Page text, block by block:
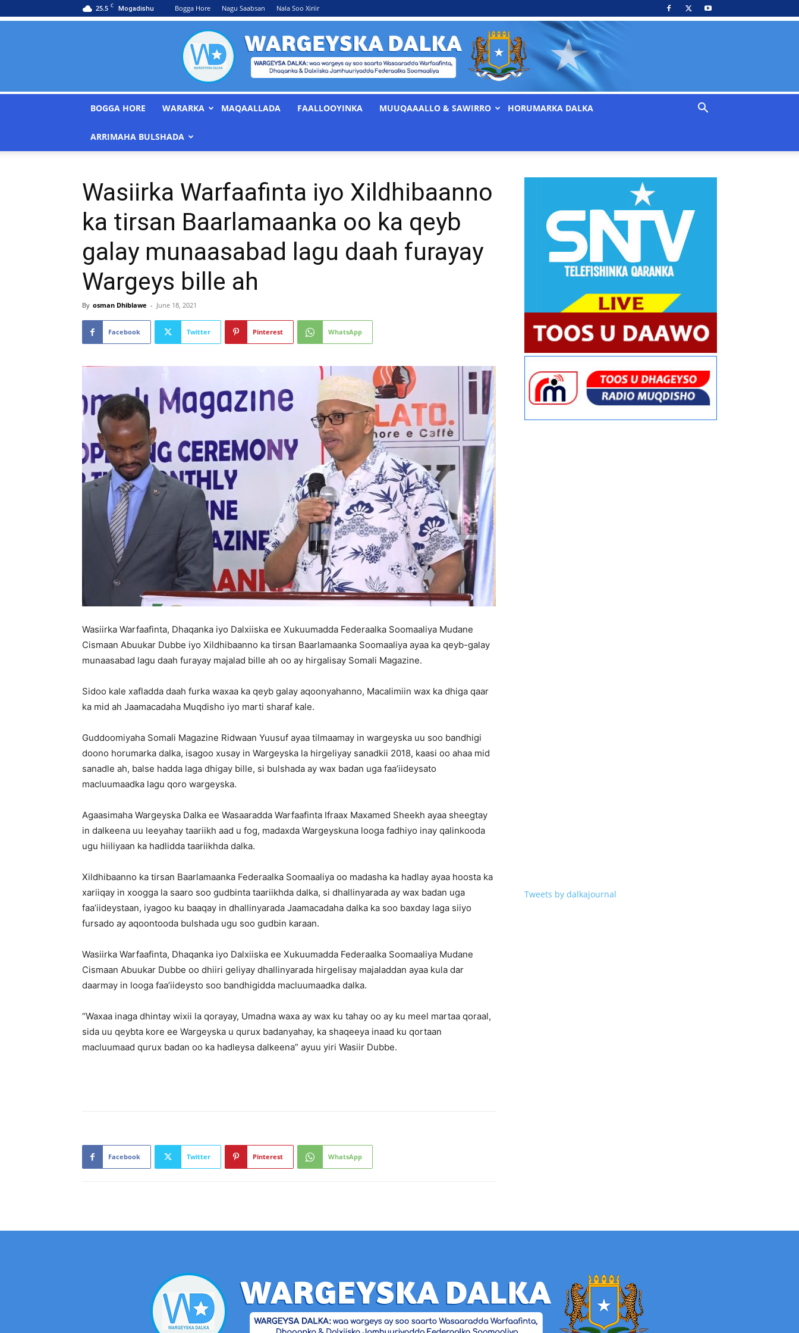
25.5 C Mogadishu Bogga Hore Nagu Saabsan Nala Soo Xiriir
BOGGA HORE WARARKA MAQAALLADA FAALLOOYINKA MUUQAAALLO & SAWIRRO HORUMARKA DALKA
ARRIMAHA BULSHADA
Wasiirka Warfaafinta iyo Xildhibaanno
ka tirsan Baarlamaanka oo ka qeyb
galay munaasabad lagu daah furayay
Wargeys bille ah
By osman Dhiblawe - June 18, 2021
Facebook Twitter Pinterest WhatsApp
Wasiirka Warfaafinta, Dhaqanka iyo Dalxiiska ee Xukuumadda Federaalka Soomaaliya Mudane
Cismaan Abuukar Dubbe iyo Xildhibaanno ka tirsan Baarlamaanka Soomaaliya ayaa ka qeyb-galay
munaasabad lagu daah furayay majalad bille ah oo ay hirgalisay Somali Magazine.
Sidoo kale xafladda daah furka waxaa ka qeyb galay aqoonyahanno, Macalimiin wax ka dhiga qaar
ka mid ah Jaamacadaha Muqdisho iyo marti sharaf kale.
Guddoomiyaha Somali Magazine Ridwaan Yuusuf ayaa tilmaamay in wargeyska uu soo bandhigi
doono horumarka dalka, isagoo xusay in Wargeyska la hirgeliyay sanadkii 2018, kaasi oo ahaa mid
sanadle ah, balse hadda laga dhigay bille, si bulshada ay wax badan uga faa’iideysato
macluumaadka lagu qoro wargeyska.
Agaasimaha Wargeyska Dalka ee Wasaaradda Warfaafinta Ifraax Maxamed Sheekh ayaa sheegtay
in dalkeena uu leeyahay taariikh aad u fog, madaxda Wargeyskuna looga fadhiyo inay qalinkooda
ugu hiiliyaan ka hadlidda taariikhda dalka.
Xildhibaanno ka tirsan Baarlamaanka Federaalka Soomaaliya oo madasha ka hadlay ayaa hoosta ka
xariiqay in xoogga la saaro soo gudbinta taariikhda dalka, si dhallinyarada ay wax badan uga
faa’iideystaan, iyagoo ku baaqay in dhallinyarada Jaamacadaha dalka ka soo baxday laga siiyo
fursado ay aqoontooda bulshada ugu soo gudbin karaan.
Wasiirka Warfaafinta, Dhaqanka iyo Dalxiiska ee Xukuumadda Federaalka Soomaaliya Mudane
Cismaan Abuukar Dubbe oo dhiiri geliyay dhallinyarada hirgelisay majaladdan ayaa kula dar
daarmay in looga faa’iideysto soo bandhigidda macluumaadka dalka.
“Waxaa inaga dhintay wixii la qorayay, Umadna waxa ay wax ku tahay oo ay ku meel martaa qoraal,
sida uu qeybta kore ee Wargeyska u qurux badanyahay, ka shaqeeya inaad ku qortaan
macluumaad qurux badan oo ka hadleysa dalkeena” ayuu yiri Wasiir Dubbe.
Facebook Twitter Pinterest WhatsApp
Tweets by dalkajournal